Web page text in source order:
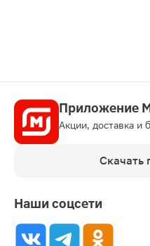
Приложение
Акции, доставка и
Скачать
Наши соцсети